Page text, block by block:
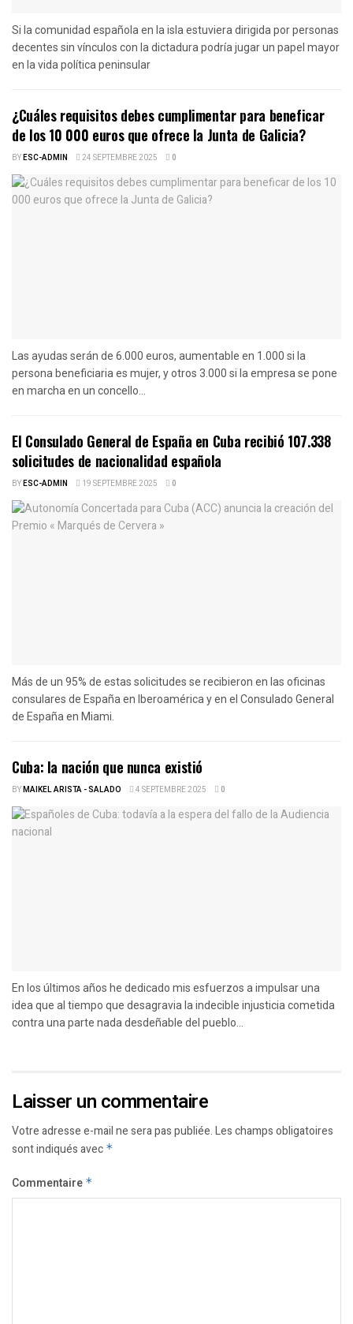
Si la comunidad española en la isla estuviera dirigida por personas
decentes sin vínculos con la dictadura podría jugar un papel mayor
en la vida política peninsular
¿Cuáles requisitos debes cumplimentar para beneficar
de los 10 000 euros que ofrece la Junta de Galicia?
BYESC-ADMIN 24 SEPTEMBRE 2025 0
Las ayudas serán de 6.000 euros, aumentable en 1.000 si la
persona beneficiaria es mujer, y otros 3.000 si la empresa se pone
en marcha en un concello...
El Consulado General de España en Cuba recibió 107.338
solicitudes de nacionalidad española
BYESC-ADMIN 19 SEPTEMBRE 2025 0
Más de un 95% de estas solicitudes se recibieron en las oficinas
consulares de España en Iberoamérica y en el Consulado General
de España en Miami.
Cuba: la nación que nunca existió
BYMAIKEL ARISTA - SALADO 4 SEPTEMBRE 2025 0
En los últimos años he dedicado mis esfuerzos a impulsar una
idea que al tiempo que desagravia la indecible injusticia cometida
contra una parte nada desdeñable del pueblo...
Laisser un commentaire
Votre adresse e-mail ne sera pas publiée.Les champs obligatoires
sont indiqués avec *
Commentaire *